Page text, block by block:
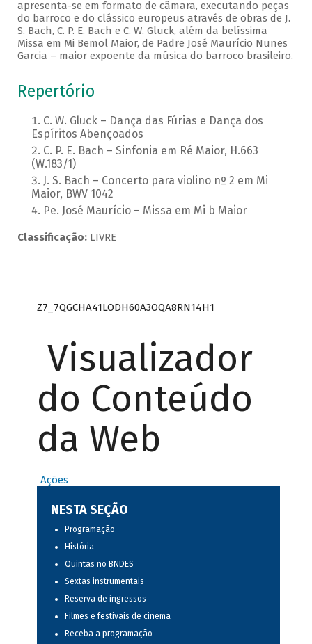
apresenta-se em formato de câmara, executando peças
do barroco e do clássico europeus através de obras de J.
S. Bach, C. P. E. Bach e C. W. Gluck, além da belíssima
Missa em Mi Bemol Maior, de Padre José Maurício Nunes
Garcia – maior expoente da música do barroco brasileiro.
Repertório
C. W. Gluck – Dança das Fúrias e Dança dos
Espíritos Abençoados
C. P. E. Bach – Sinfonia em Ré Maior, H.663
(W.183/1)
J. S. Bach – Concerto para violino nº 2 em Mi
Maior, BWV 1042
Pe. José Maurício – Missa em Mi b Maior
Classificação:LIVRE
Z7_7QGCHA41LODH60A3OQA8RN14H1
Visualizador
do Conteúdo
da Web
Ações
NESTA SEÇÃO
Programação
História
Quintas no BNDES
Sextas instrumentais
Reserva de ingressos
Filmes e festivais de cinema
Receba a programação